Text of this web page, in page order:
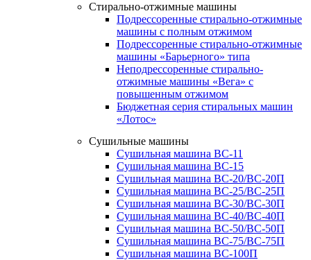
Стирально-отжимные машины
Подрессоренные стирально-отжимные
машины с полным отжимом
Подрессоренные стирально-отжимные
машины «Барьерного» типа
Неподрессоренные стирально-
отжимные машины «Вега» с
повышенным отжимом
Бюджетная серия стиральных машин
«Лотос»
Сушильные машины
Сушильная машина ВС-11
Сушильная машина ВС-15
Сушильная машина ВС-20/ВС-20П
Сушильная машина ВС-25/ВС-25П
Сушильная машина ВС-30/ВС-30П
Сушильная машина ВС-40/ВС-40П
Сушильная машина ВС-50/ВС-50П
Сушильная машина ВС-75/ВС-75П
Сушильная машина ВС-100П